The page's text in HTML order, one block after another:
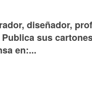
diseñador,
sus
en:...